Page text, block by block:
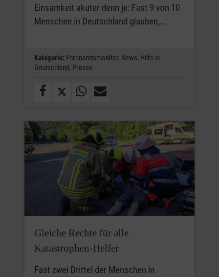
Einsamkeit akuter denn je: Fast 9 von 10
Menschen in Deutschland glauben,…
Kategorie: Ehrenamtsmonitor, News, Hilfe in
Deutschland, Presse
Gleiche Rechte für alle
Katastrophen-Helfer
Fast zwei Drittel der Menschen in